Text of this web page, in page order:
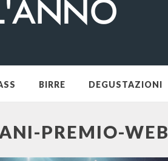
BIRRE DEGUSTAZIONI
PREMIO-WEB